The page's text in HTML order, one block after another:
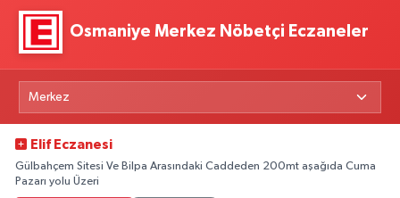
Osmaniye Merkez Nöbetçi Eczaneler
Elif Eczanesi
Gülbahçem Sitesi Ve Bilpa Arasındaki Caddeden 200mt aşağıda Cuma
Pazarı yolu Üzeri